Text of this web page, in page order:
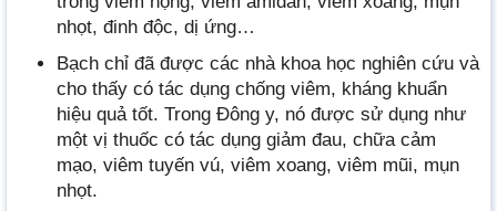
nhọt, đinh độc, dị ứng…
Bạch chỉ đã được các nhà khoa học nghiên cứu và
cho thấy có tác dụng chống viêm, kháng khuẩn
hiệu quả tốt. Trong Đông y, nó được sử dụng như
một vị thuốc có tác dụng giảm đau, chữa cảm
mạo, viêm tuyến vú, viêm xoang, viêm mũi, mụn
nhọt.